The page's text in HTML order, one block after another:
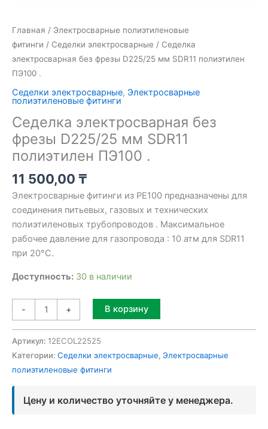
Главная / Электросварные полиэтиленовые
фитинги / Седелки электросварные / Седелка
электросварная без фрезы D225/25 мм SDR11 полиэтилен
ПЭ100 .
Седелки электросварные, Электросварные
полиэтиленовые фитинги
Седелка электросварная без
фрезы D225/25 мм SDR11
полиэтилен ПЭ100 .
11 500,00 ₸
Электросварные фитинги из PE100 предназначены для
соединения питьевых, газовых и технических
полиэтиленовых трубопроводов . Максимальное
рабочее давление для газопровода : 10 атм для SDR11
при 20°C.
Доступность: 30 в наличии
- + В корзину
Артикул: 12ECOL22525
Категории: Седелки электросварные, Электросварные
полиэтиленовые фитинги
Цену и количество уточняйте у менеджера.